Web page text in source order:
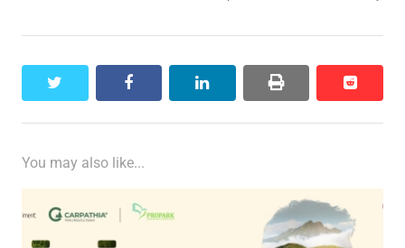
facebook linkedin print reddit
reddit
You may also like...